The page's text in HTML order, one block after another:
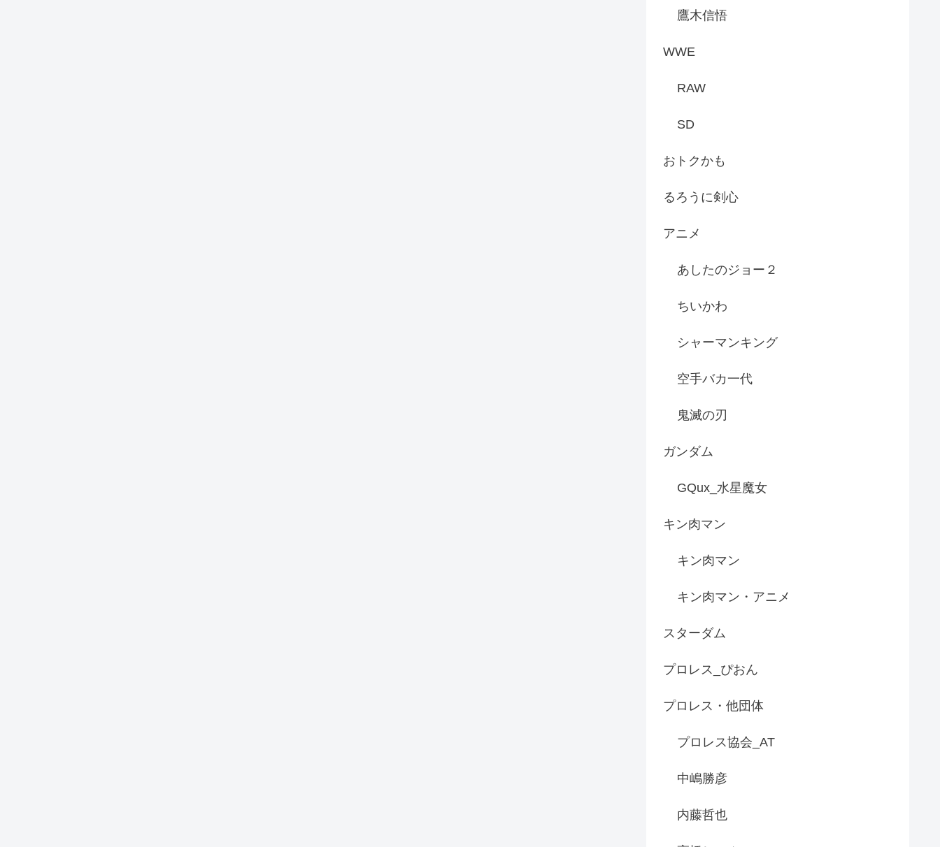
鷹木信悟
WWE
RAW
SD
おトクかも
るろうに剣心
アニメ
あしたのジョー２
ちいかわ
シャーマンキング
空手バカ一代
鬼滅の刃
ガンダム
GQux_水星魔女
キン肉マン
キン肉マン
キン肉マン・アニメ
スターダム
プロレス_ぴおん
プロレス・他団体
プロレス協会_AT
中嶋勝彦
内藤哲也